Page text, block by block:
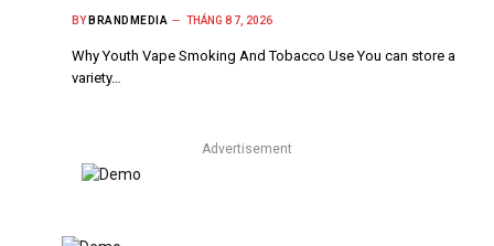
BY BRANDMEDIA THÁNG 8 7, 2026
Why Youth Vape Smoking And Tobacco Use You can store a
variety…
Advertisement